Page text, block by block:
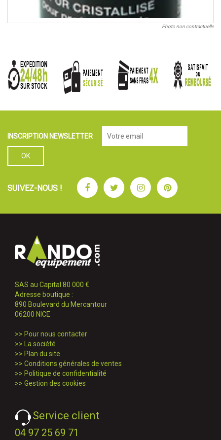
Photo non contractuelle
INSCRIPTION NEWSLETTER
SUIVEZ-NOUS ! FacebookTwitterInstagramPinterest
SAS au Capital 80 000 €
Adresse boutique :
890 Boulevard du Mercantour
06200 NICE
>> Pour nous contacter
>>
La société
>> Plan du site
>> Conditions générales de ventes
>> Politique de confidentialité
>> Gestion des cookies
Service client
04 97 25 69 71